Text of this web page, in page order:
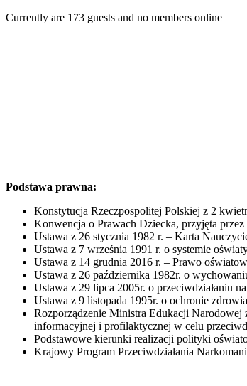
Currently are 173 guests and no members online
Podstawa prawna:
Konstytucja Rzeczpospolitej Polskiej z 2
Konwencja o Prawach Dziecka, przyjęta
Ustawa z 26 stycznia 1982 r. – Karta
Ustawa z 7 września 1991 r. o systemie
Ustawa z 14 grudnia 2016 r. – Prawo
Ustawa z 26 października 1982r. o
Ustawa z 29 lipca 2005r. o przeciwdziałaniu
Ustawa z 9 listopada 1995r. o ochronie
Rozporządzenie Ministra Edukacji Narodowej
informacyjnej i profilaktycznej w celu
Podstawowe kierunki realizacji polityki
Krajowy Program Przeciwdziałania